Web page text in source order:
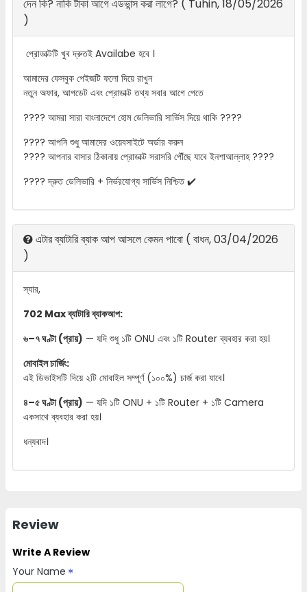
দেন কি? নাকি টাকা আগে এডভান্স করা লাগে? ( Tuhin,18/05/2026
)
প্রোডাক্টটি খুব দ্রুতই Availabe হবে ।
আমাদের ফেসবুক পেইজটি ফলো দিয়ে রাখুন
নতুন অফার, আপডেট এবং প্রোডাক্ট তথ্য সবার আগে পেতে
???? আমরা সারা বাংলাদেশে হোম ডেলিভারি সার্ভিস দিয়ে থাকি ????
???? আপনি শুধু আমাদের ওয়েবসাইটে অর্ডার করুন
???? আপনার বাসার ঠিকানায় প্রোডাক্ট সরাসরি পৌঁছে যাবে ইনশাআল্লাহ ????
???? দ্রুত ডেলিভারি + নির্ভরযোগ্য সার্ভিস নিশ্চিত ✔️
এটার ব্যাটারি ব্যাক আপ আসলে কেমন পাবো ( বাধন,03/04/2026
)
স্যার,
702 Max ব্যাটারি ব্যাকআপ:
৬–৭ ঘণ্টা (প্রায়) — যদি শুধু ১টি ONU এবং ১টি Router ব্যবহার করা হয়।
মোবাইল চার্জিং:
এই ডিভাইসটি দিয়ে ২টি মোবাইল সম্পূর্ণ (১০০%) চার্জ করা যাবে।
৪–৫ ঘণ্টা (প্রায়) — যদি ১টি ONU + ১টি Router + ১টি Camera
একসাথে ব্যবহার করা হয়।
ধন্যবাদ।
Review
Write A Review
Your Name